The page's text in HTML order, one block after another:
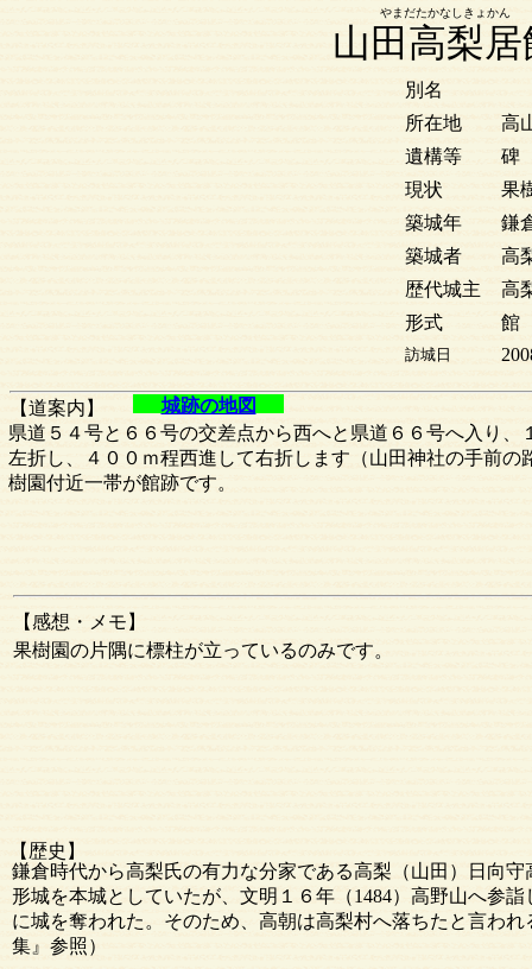
山田高梨居
別名
所在地
高
遺構等
碑
現状
果
築城年
鎌
築城者
高
歴代城主
高
形式
館
訪城日
城跡の地図
【道案内】
【感想・メモ】
やまだたかなしきょかん
県道５４号と６６号の交差点から西へと県道６６号へ入り
左折し、４００ｍ程西進して右折します（山田神社の手前
樹園付近一帯が館跡です。
鎌倉時代から高梨氏の有力な分家である高梨（山田）日向
形城を本城としていたが、文明１６年（1484）高野山へ参
に城を奪われた。そのため、高朝は高梨村へ落ちたと言
集』参照）
【歴史】
果樹園の片隅に標柱が立っているのみです。